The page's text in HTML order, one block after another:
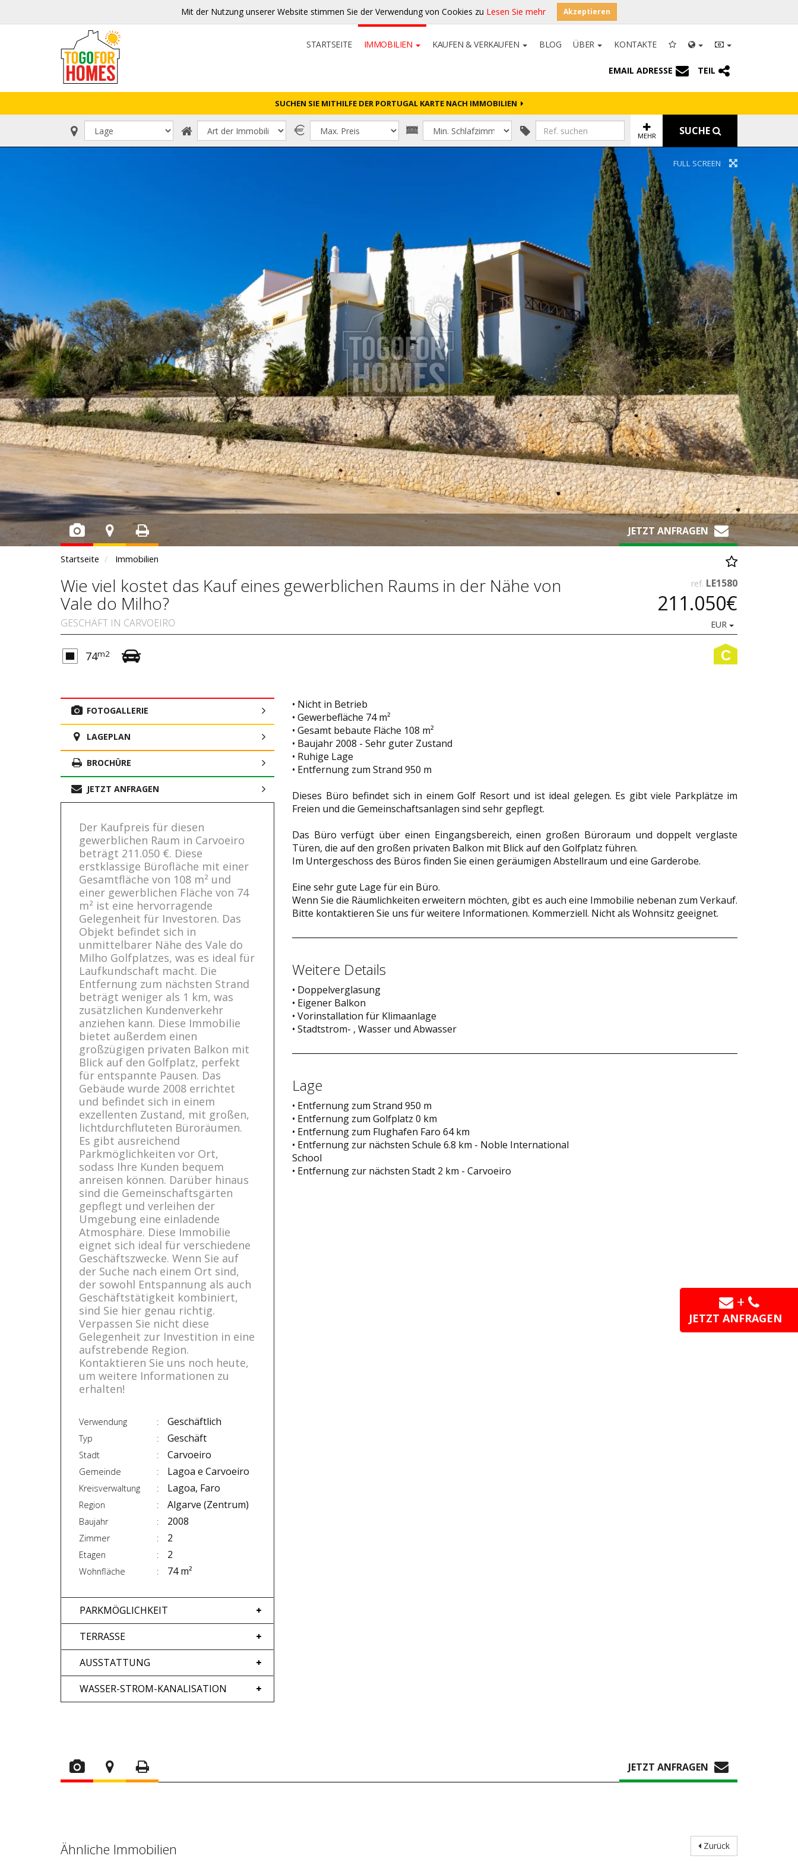
Mit der Nutzung unserer Website stimmen Sie der Verwendung von Cookies zu Lesen Sie mehr Akzeptieren
STARTSEITE IMMOBILIEN KAUFEN & VERKAUFEN BLOG ÜBER KONTAKTE
EMAIL ADRESSE TEIL
SUCHEN SIE MITHILFE DER PORTUGAL KARTE NACH IMMOBILIEN
MEHR SUCHE
FULL SCREEN
JETZT ANFRAGEN
Startseite Immobilien
Wie viel kostet das Kauf eines gewerblichen Raums in der Nähe von
Vale do Milho?
GESCHÄFT IN CARVOEIRO
ref. LE1580
211.050€
EUR
C
74m2
FOTOGALLERIE
LAGEPLAN
BROCHÜRE
JETZT ANFRAGEN
Der Kaufpreis für diesen
gewerblichen Raum in Carvoeiro
beträgt 211.050 €. Diese
erstklassige Bürofläche mit einer
Gesamtfläche von 108 m² und
einer gewerblichen Fläche von 74
m² ist eine hervorragende
Gelegenheit für Investoren. Das
Objekt befindet sich in
unmittelbarer Nähe des Vale do
Milho Golfplatzes, was es ideal für
Laufkundschaft macht. Die
Entfernung zum nächsten Strand
beträgt weniger als 1 km, was
zusätzlichen Kundenverkehr
anziehen kann. Diese Immobilie
bietet außerdem einen
großzügigen privaten Balkon mit
Blick auf den Golfplatz, perfekt
für entspannte Pausen. Das
Gebäude wurde 2008 errichtet
und befindet sich in einem
exzellenten Zustand, mit großen,
lichtdurchfluteten Büroräumen.
Es gibt ausreichend
Parkmöglichkeiten vor Ort,
sodass Ihre Kunden bequem
anreisen können. Darüber hinaus
sind die Gemeinschaftsgärten
gepflegt und verleihen der
Umgebung eine einladende
Atmosphäre. Diese Immobilie
eignet sich ideal für verschiedene
Geschäftszwecke. Wenn Sie auf
der Suche nach einem Ort sind,
der sowohl Entspannung als auch
Geschäftstätigkeit kombiniert,
sind Sie hier genau richtig.
Verpassen Sie nicht diese
Gelegenheit zur Investition in eine
aufstrebende Region.
Kontaktieren Sie uns noch heute,
um weitere Informationen zu
erhalten!
Verwendung Geschäftlich
Typ Geschäft
Stadt Carvoeiro
Gemeinde Lagoa e Carvoeiro
Kreisverwaltung Lagoa, Faro
Region Algarve (Zentrum)
Baujahr 2008
Zimmer 2
Etagen 2
Wohnfläche 74 m²
PARKMÖGLICHKEIT
TERRASSE
AUSSTATTUNG
WASSER-STROM-KANALISATION
• Nicht in Betrieb
• Gewerbefläche 74 m²
• Gesamt bebaute Fläche 108 m²
• Baujahr 2008 - Sehr guter Zustand
• Ruhige Lage
• Entfernung zum Strand 950 m
Dieses Büro befindet sich in einem Golf Resort und ist ideal gelegen. Es gibt viele Parkplätze im
Freien und die Gemeinschaftsanlagen sind sehr gepflegt.
Das Büro verfügt über einen Eingangsbereich, einen großen Büroraum und doppelt verglaste
Türen, die auf den großen privaten Balkon mit Blick auf den Golfplatz führen.
Im Untergeschoss des Büros finden Sie einen geräumigen Abstellraum und eine Garderobe.
Eine sehr gute Lage für ein Büro.
Wenn Sie die Räumlichkeiten erweitern möchten, gibt es auch eine Immobilie nebenan zum Verkauf.
Bitte kontaktieren Sie uns für weitere Informationen. Kommerziell. Nicht als Wohnsitz geeignet.
Weitere Details
• Doppelverglasung
• Eigener Balkon
• Vorinstallation für Klimaanlage
• Stadtstrom- , Wasser und Abwasser
Lage
• Entfernung zum Strand 950 m
• Entfernung zum Golfplatz 0 km
• Entfernung zum Flughafen Faro 64 km
• Entfernung zur nächsten Schule 6.8 km - Noble International
School
• Entfernung zur nächsten Stadt 2 km - Carvoeiro
JETZT ANFRAGEN
Zurück
Ähnliche Immobilien
JETZT ANFRAGEN
+